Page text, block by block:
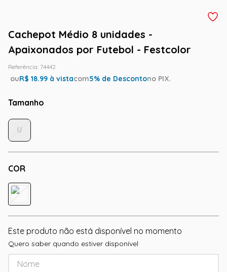
Cachepot Médio 8 unidades -
Apaixonados por Futebol - Festcolor
Referência: 74442
ouR$ 18.99 à vistacom5% de Descontono PIX.
Tamanho
COR
U
Este produto não está disponível no momento
Quero saber quando estiver disponível